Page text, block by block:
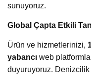
sunuyoruz.
Global Çapta Etkili
Ürün ve hizmetlerinizi,
yabancı web
duyuruyoruz.